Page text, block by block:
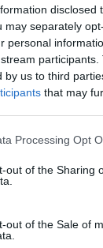
disclosed
may separately
personal
by us to third
that may
Processing Opt
out of the Sharing
out of the Sale of